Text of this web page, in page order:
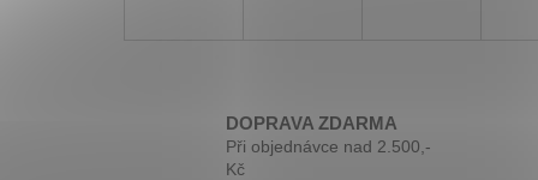
DOPRAVA ZDARMA
Při objednávce nad 2.500,-
Kč